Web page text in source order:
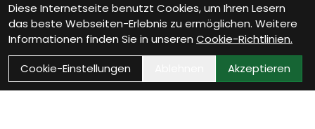
Diese Internetseite benutzt Cookies, um Ihren Lesern
das beste Webseiten-Erlebnis zu ermöglichen. Weitere
Informationen finden Sie in unseren Cookie-Richtlinien.
Cookie-Einstellungen
Akzeptieren